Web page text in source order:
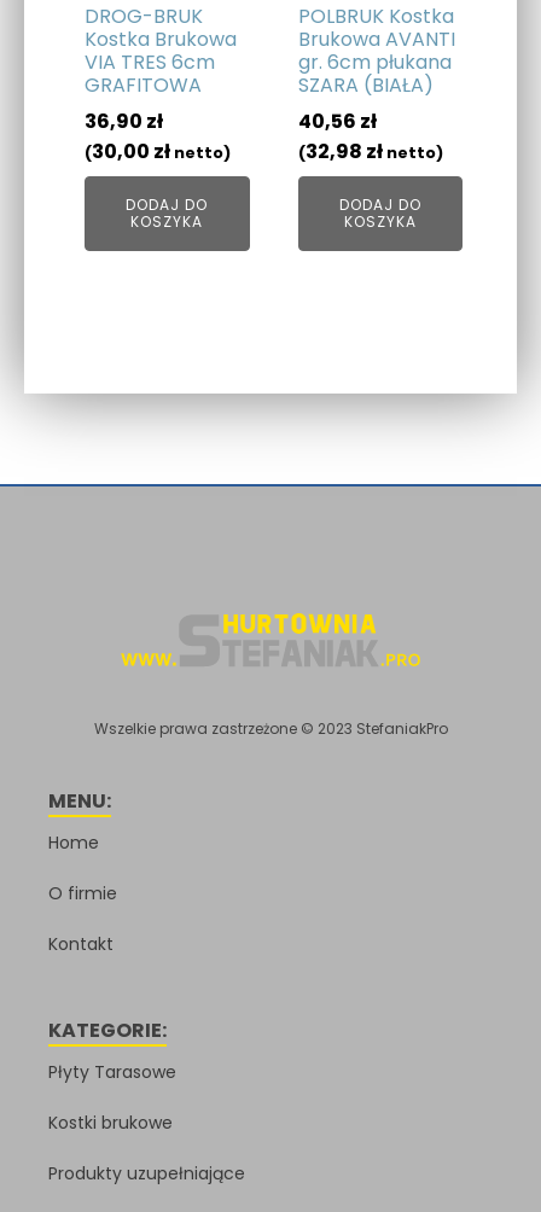
DROG-BRUK
Kostka Brukowa
VIA TRES 6cm
GRAFITOWA
36,90 zł
(30,00 zł netto)
DODAJ DO
KOSZYKA
POLBRUK Kostka
Brukowa AVANTI
gr. 6cm płukana
SZARA (BIAŁA)
40,56 zł
(32,98 złnetto)
DODAJ DO
KOSZYKA
Wszelkie prawa zastrzeżone © 2023 StefaniakPro
MENU:
Home
O firmie
Kontakt
KATEGORIE:
Płyty Tarasowe
Kostki brukowe
Produkty uzupełniające